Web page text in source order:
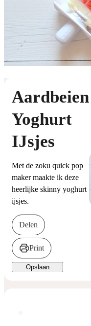
Aardbeien
Yoghurt
IJsjes
Met de zoku quick pop
maker maakte ik deze
heerlijke skinny yoghurt
ijsjes.
Delen
Print
Opslaan